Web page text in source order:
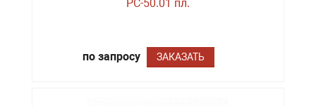
РС-50.01 пл.
по запросу ЗАКАЗАТЬ